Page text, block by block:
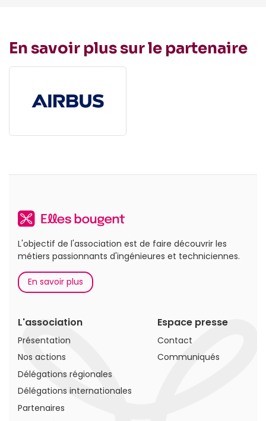
En savoir plus sur le partenaire
L'objectif de l'association est de faire découvrir les
métiers passionnants d'ingénieures et techniciennes.
En savoir plus
L'association
Présentation
Nos actions
Délégations régionales
Délégations internationales
Partenaires
Espace presse
Contact
Communiqués